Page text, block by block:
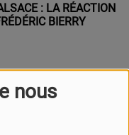
nous
: LA RÉACTION
BIERRY